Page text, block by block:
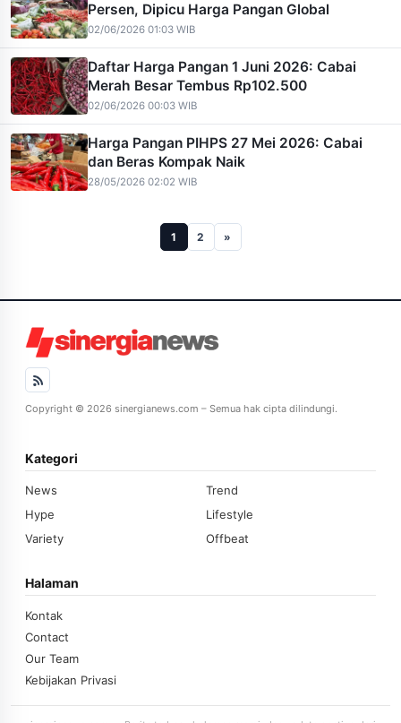
Persen, Dipicu Harga Pangan Global
02/06/2026 01:03 WIB
Daftar Harga Pangan 1 Juni 2026: Cabai
Merah Besar Tembus Rp102.500
02/06/2026 00:03 WIB
Harga Pangan PIHPS 27 Mei 2026: Cabai
dan Beras Kompak Naik
28/05/2026 02:02 WIB
1 2 »
Copyright © 2026 sinergianews.com – Semua hak cipta dilindungi.
Kategori
News
Trend
Hype
Lifestyle
Variety
Offbeat
Halaman
Kontak
Contact
Our Team
Kebijakan Privasi